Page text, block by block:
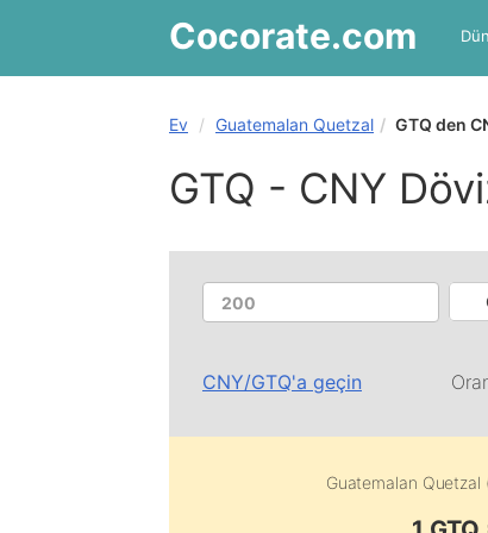
Cocorate.com
Ev Guatemalan Quetzal GTQ den
GTQ - CNY
CNY/GTQ'a geçin
Guatemalan Quetzal